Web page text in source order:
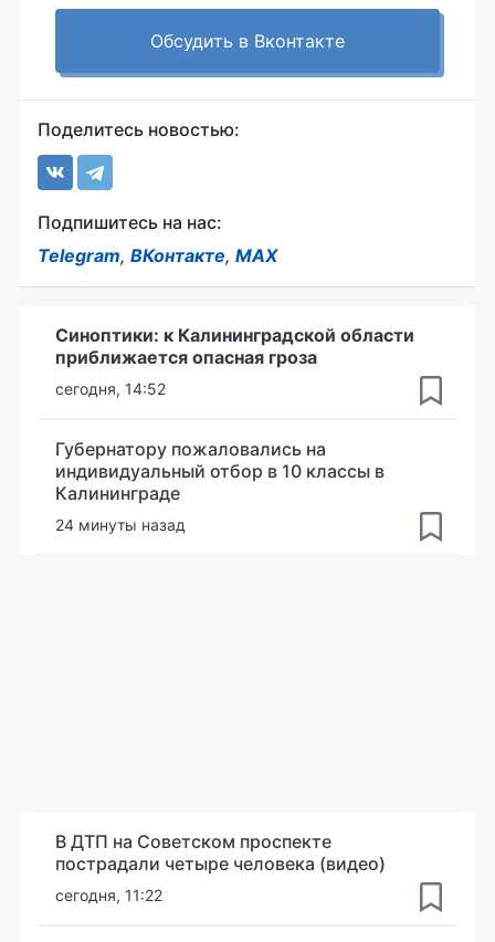
Обсудить в Вконтакте
Поделитесь новостью:
Подпишитесь на нас:
Telegram, ВКонтакте, MAX
Синоптики: к Калининградской области
приближается опасная гроза
сегодня, 14:52
Губернатору пожаловались на
индивидуальный отбор в 10 классы в
Калининграде
24 минуты назад
В ДТП на Советском проспекте
пострадали четыре человека (видео)
сегодня, 11:22